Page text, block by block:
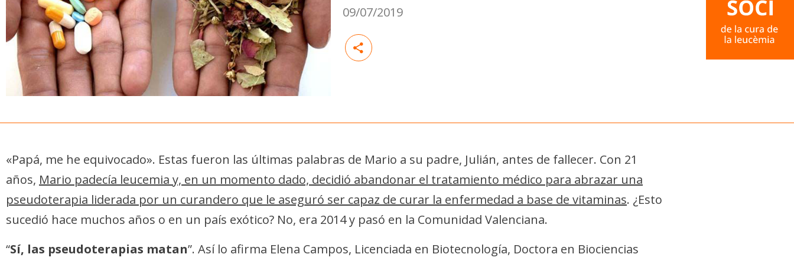
09/07/2019
«Papá, me he equivocado». Estas fueron las últimas palabras de Mario a su padre, Julián, antes de fallecer. Con 21
años, Mario padecía leucemia y, en un momento dado, decidió abandonar el tratamiento médico para abrazar una
pseudoterapia liderada por un curandero que le aseguró ser capaz de curar la enfermedad a base de vitaminas. ¿Esto
sucedió hace muchos años o en un país exótico? No, era 2014 y pasó en la Comunidad Valenciana.
“Sí, las pseudoterapias matan”. Así lo afirma Elena Campos, Licenciada en Biotecnología, Doctora en Biociencias